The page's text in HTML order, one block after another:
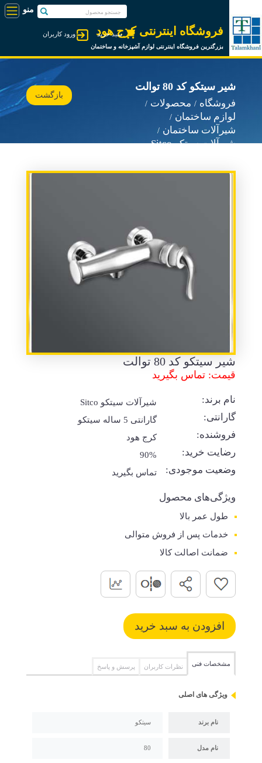
فروشگاه اینترنتی کرج هود
بزرگترین فروشگاه اینترنتی لوازم آشپزخانه و ساختمان
ورود کاربران سبد خرید
شیر سیتکو کد 80 توالت
فروشگاه
محصولات
لوازم ساختمان
شیرآلات ساختمان
شیرآلات سیتکو Sitco
بازگشت
شیر سیتکو کد 80 توالت
قیمت: تماس بگیرید
نام برند: شیرآلات سیتکو Sitco
گارانتی: گارانتی 5 ساله سیتکو
فروشنده: کرج هود
رضایت خرید: 90%
وضعیت موجودی: تماس بگیرید
ویژگی‌های محصول
طول عمر بالا
خدمات پس از فروش متوالی
ضمانت اصالت کالا
مشخصات فنی نظرات کاربران پرسش و پاسخ
ویژگی های اصلی
نام برند سیتکو
نام مدل 80